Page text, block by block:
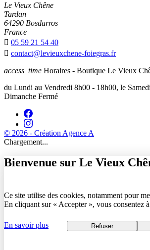
Le Vieux Chêne
Tardan
64290 Bosdarros
France
 05 59 21 54 40
 contact@levieuxchene-foiegras.fr
access_time Horaires - Boutique Le Vieux
du Lundi au Vendredi 8h00 - 18h00, le
Dimanche Fermé
© 2026 - Création Agence A
Chargement...
Bienvenue sur Le Vieux
Ce site utilise des cookies, notamment pour
En cliquant sur « Accepter », vous consentez
En savoir plus Refuser